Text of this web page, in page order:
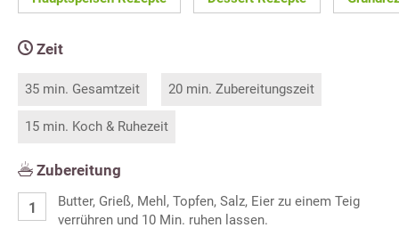
Zeit
35 min. Gesamtzeit 20 min. Zubereitungszeit
15 min. Koch & Ruhezeit
Zubereitung
Butter, Grieß, Mehl, Topfen, Salz, Eier zu einem Teig
verrühren und 10 Min. ruhen lassen.